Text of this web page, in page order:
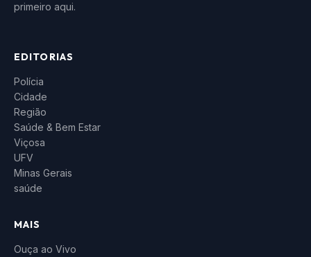
primeiro aqui.
EDITORIAS
Polícia
Cidade
Região
Saúde & Bem Estar
Viçosa
UFV
Minas Gerais
saúde
MAIS
Ouça ao Vivo